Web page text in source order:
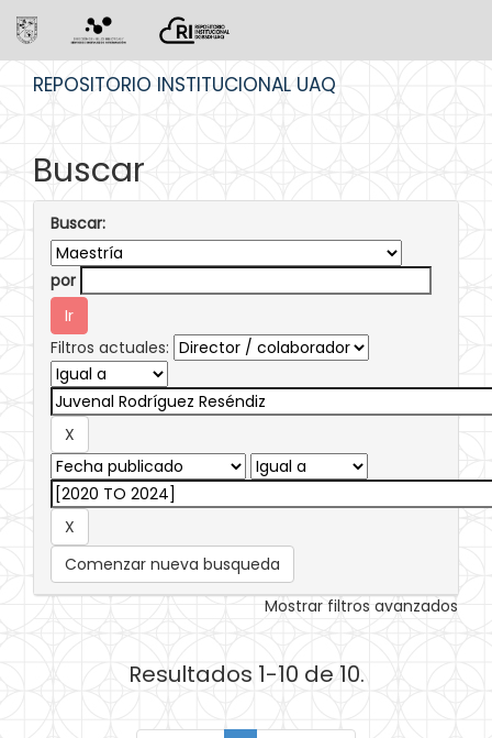
REPOSITORIO INSTITUCIONAL UAQ
Buscar
Buscar:
por
Filtros actuales:
Comenzar nueva busqueda
Mostrar filtros avanzados
Resultados 1-10 de 10.